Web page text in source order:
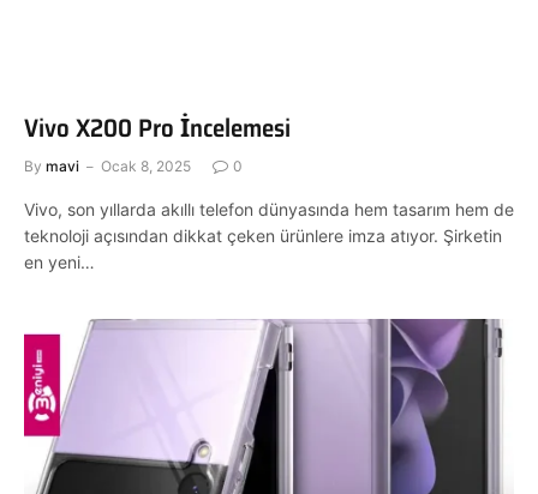
Vivo X200 Pro İncelemesi
By mavi Ocak 8, 2025 0
Vivo, son yıllarda akıllı telefon dünyasında hem tasarım hem de
teknoloji açısından dikkat çeken ürünlere imza atıyor. Şirketin
en yeni…